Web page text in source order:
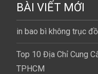
BÀI VIẾT MỚI
in bao bì không trục
Top 10 Địa Chỉ Cung
TPHCM